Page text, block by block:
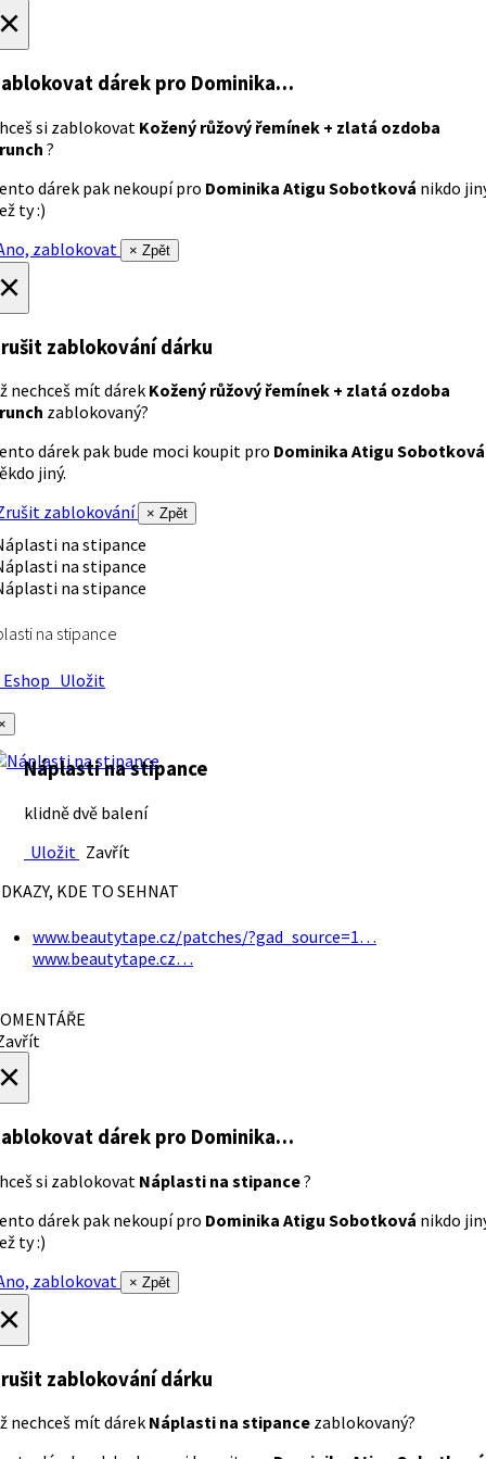
dárek pro Dominika…
si zablokovat Kožený růžový řemínek + zlatá ozdoba
?
dárek pak nekoupí pro Dominika Atigu Sobotková nikdo
ty :)
zablokovat
× Zpět
zablokování dárku
nechceš mít dárek Kožený růžový řemínek + zlatá ozdoba
zablokovaný?
dárek pak bude moci koupit pro Dominika Atigu Sobotková
jiný.
zablokování
× Zpět
na stipance
Uložit
Náplasti na stipance
klidně dvě balení
Uložit Zavřít
KDE TO SEHNAT
www.beautytape.cz/patches/?gad_source=1…
www.beautytape.cz…
dárek pro Dominika…
si zablokovat Náplasti na stipance?
dárek pak nekoupí pro Dominika Atigu Sobotková nikdo
ty :)
zablokovat
× Zpět
zablokování dárku
nechceš mít dárek Náplasti na stipance zablokovaný?